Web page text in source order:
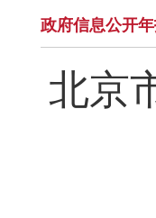
政府信息公开
北京